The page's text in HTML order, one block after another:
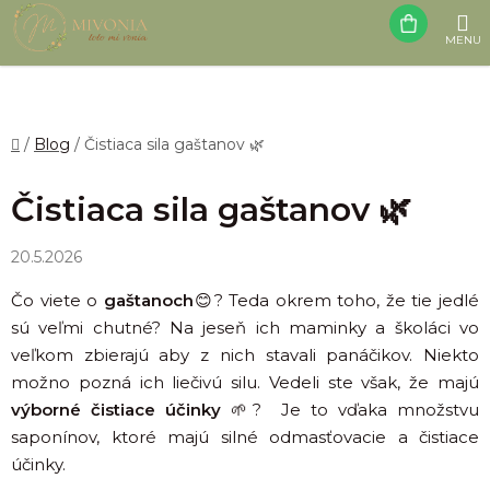
Prejsť
na
obsah
Domov
/ Blog / Čistiaca sila gaštanov 🌿
Čistiaca sila gaštanov 🌿
20.5.2026
Čo viete o gaštanoch😊? Teda okrem toho, že tie jedlé
sú veľmi chutné? Na jeseň ich maminky a školáci vo
veľkom zbierajú aby z nich stavali panáčikov. Niekto
možno pozná ich liečivú silu. Vedeli ste však, že majú
výborné čistiace účinky 🌱? Je to vďaka množstvu
saponínov, ktoré majú silné odmasťovacie a čistiace
účinky.